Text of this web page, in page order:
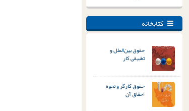
کتابخانه
حقوق بین‌الملل و
تطبیقی کار
حقوق کارگر و نحوه
احقاق آن